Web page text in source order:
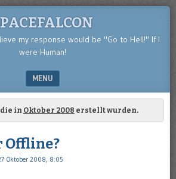
my response would be "Go to Hell!" If I
were Human!
MENU
in Oktober 2008 erstellt wurden.
Offline?
Oktober 2008, 8:05